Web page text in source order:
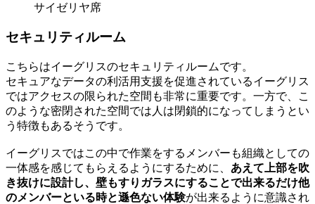
サイゼリヤ席
セキュリティルーム
こちらはイーグリスのセキュリティルームです。
セキュアなデータの利活用支援を促進されているイーグリス
ではアクセスの限られた空間も非常に重要です。一方で、こ
のような密閉された空間では人は閉鎖的になってしまうとい
う特徴もあるそうです。
イーグリスではこの中で作業をするメンバーも組織としての
一体感を感じてもらえるようにするために、 あえて上部を吹
き抜けに設計し、壁もすりガラスにすることで出来るだけ他
のメンバーといる時と遜色ない体験が出来るように意識され